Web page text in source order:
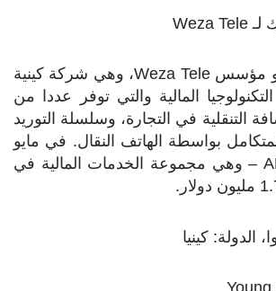
لـ Weza Tele
Weza Tele، وهي شركة كينية
المالية والتي توفر عددا من
التنقلية في التجارة، وسلسلة التوريد
بواسطة الهاتف النقال. في مايو
– وهي مجموعة الخدمات المالية في